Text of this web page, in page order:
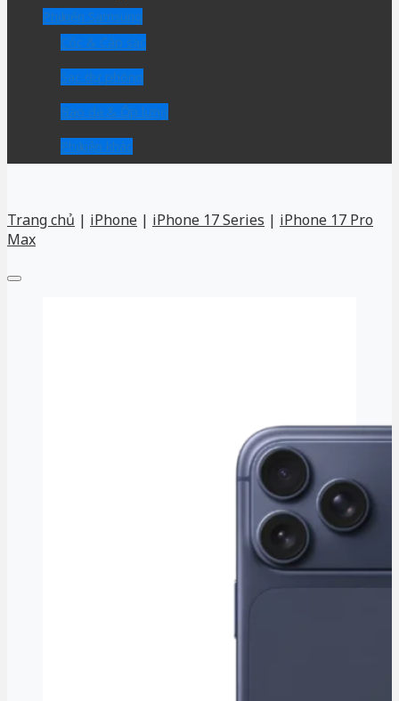
Phụ kiện Samsung
Cốc & Cáp sạc
Sạc dự phòng
Bao da & Ốp lưng
Phụ kiện khác
Trang chủ | iPhone | iPhone 17 Series | iPhone 17 Pro
Max